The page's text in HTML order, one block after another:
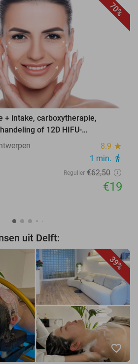
70%
+ intake, carboxytherapie,
of 12D HIFU-
8.9 star
1 min. directions_walk
Regulier €62,50
€19
uit Delft:
39%
favorite_border